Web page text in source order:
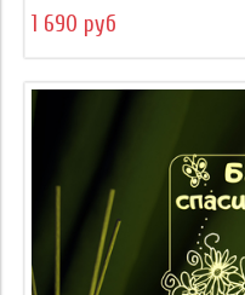
1 690 руб